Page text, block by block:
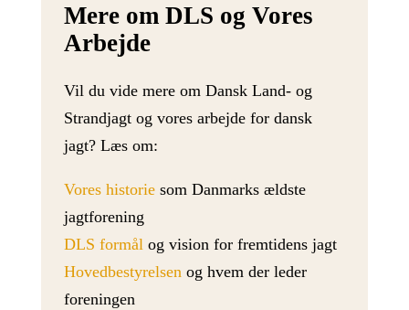
Mere om DLS og Vores
Arbejde
Vil du vide mere om Dansk Land- og
Strandjagt og vores arbejde for dansk
jagt? Læs om:
Vores historiesom Danmarks ældste
jagtforening
DLS formålog vision for fremtidens jagt
Hovedbestyrelsenog hvem der leder
foreningen